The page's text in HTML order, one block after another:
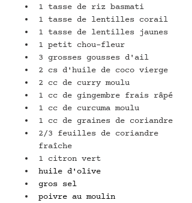
1 tasse de riz basmati
1 tasse de lentilles corail
1 tasse de lentilles jaunes
1 petit chou-fleur
3 grosses gousses d'ail
2 cs d'huile de coco vierge
2 cc de curry moulu
1 cc de gingembre frais râpé
1 cc de curcuma moulu
1 cc de graines de coriandre
2/3 feuilles de coriandre
fraîche
1 citron vert
huile d'olive
gros sel
poivre au moulin